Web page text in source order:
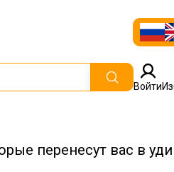
Войти
перенесут вас в